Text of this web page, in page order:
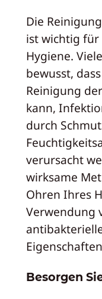
Die
ist wichtig für
Hygiene.
bewusst,
Reinigung
kann,
durch
verursacht
wirksame
Ohren Ihres
Verwendung
Besorgen